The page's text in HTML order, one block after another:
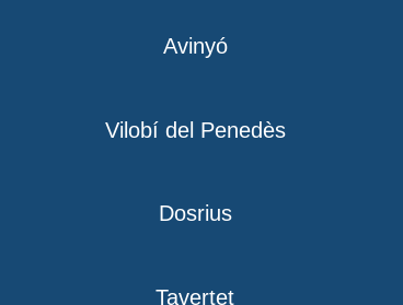
Avinyó
Vilobí del Penedès
Dosrius
Tavertet